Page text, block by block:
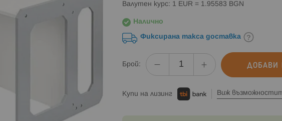
Валутен курс: 1 EUR = 1.95583 BGN
Налично
Фиксирана такса доставка
Брой: ДОБАВИ
Купи на лизинг Виж